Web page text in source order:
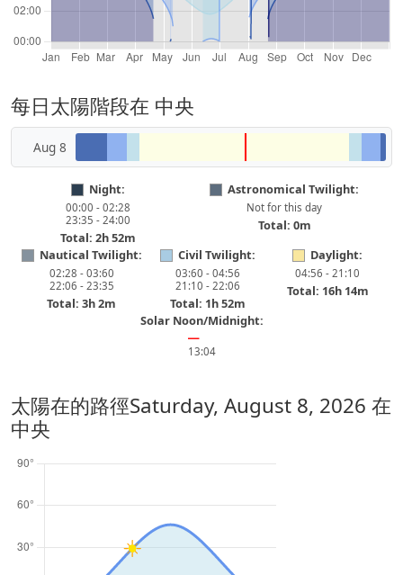
每日太陽階段在 中央
Aug 8
Night:
00:00 - 02:28
23:35 - 24:00
Total: 2h 52m
Astronomical Twilight:
Not for this day
Total: 0m
Nautical Twilight:
02:28 - 03:60
22:06 - 23:35
Total: 3h 2m
Civil Twilight:
03:60 - 04:56
21:10 - 22:06
Total: 1h 52m
Daylight:
04:56 - 21:10
Total: 16h 14m
Solar Noon/Midnight:
━
13:04
太陽在的路徑Saturday, August 8, 2026 在
中央